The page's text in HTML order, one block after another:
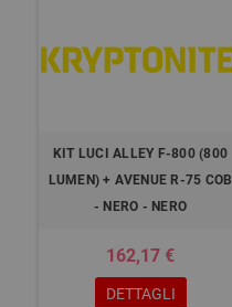
KIT LUCI ALLEY F-800 (800
LUMEN) + AVENUE R-75 COB
- NERO - NERO
162,17 €
DETTAGLI